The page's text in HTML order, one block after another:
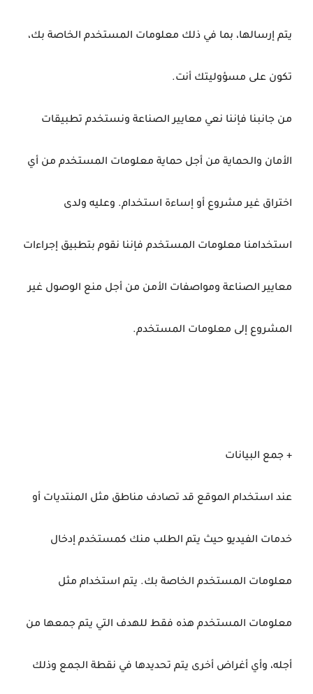
يتم إرسالها، بما في ذلك معلومات المستخدم الخاصة بك،
تكون على مسؤوليتك أنت.
من جانبنا فإننا نعي معايير الصناعة ونستخدم تطبيقات
الأمان والحماية من أجل حماية معلومات المستخدم من أي
اختراق غير مشروع أو إساءة استخدام. وعليه ولدى
استخدامنا معلومات المستخدم فإننا نقوم بتطبيق إجراءات
معايير الصناعة ومواصفات الأمن من أجل منع الوصول غير
المشروع إلى معلومات المستخدم.
+ جمع البيانات
عند استخدام الموقع قد تصادف مناطق مثل المنتديات أو
خدمات الفيديو حيث يتم الطلب منك كمستخدم إدخال
معلومات المستخدم الخاصة بك. يتم استخدام مثل
معلومات المستخدم هذه فقط للهدف التي يتم جمعها من
أجله، وأي أغراض أخرى يتم تحديدها في نقطة الجمع وذلك